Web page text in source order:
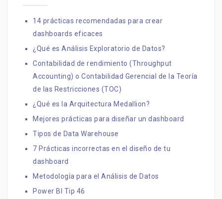
14 prácticas recomendadas para crear
dashboards eficaces
¿Qué es Análisis Exploratorio de Datos?
Contabilidad de rendimiento (Throughput
Accounting) o Contabilidad Gerencial de la Teoría
de las Restricciones (TOC)
¿Qué es la Arquitectura Medallion?
Mejores prácticas para diseñar un dashboard
Tipos de Data Warehouse
7 Prácticas incorrectas en el diseño de tu
dashboard
Metodología para el Análisis de Datos
Power BI Tip 46